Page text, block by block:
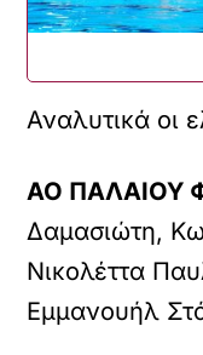
Αναλυτικά οι
ΑΟ ΠΑΛΑΙΟΥ
Δαμασιώτη,
Νικολέττα
Εμμανουήλ